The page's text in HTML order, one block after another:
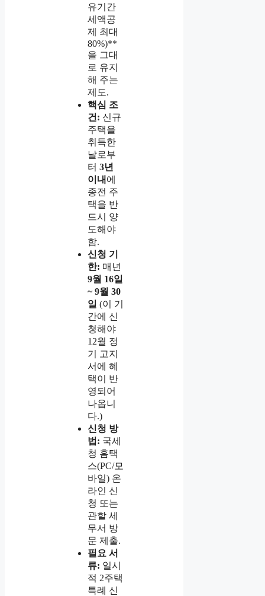
유기간
세액공
제 최대
80%)**
을 그대
로 유지
해 주는
제도.
핵심 조
건: 신규
주택을
취득한
날로부
터 3년
이내 에
종전 주
택을 반
드시 양
도해야
함.
신청 기
한: 매년
9월 16일
~ 9월 30
일 (이 기
간에 신
청해야
12월 정
기 고지
서에 혜
택이 반
영되어
나옵니
다.)
신청 방
법: 국세
청 홈택
스(PC/모
바일) 온
라인 신
청 또는
관할 세
무서 방
문 제출.
필요 서
류: 일시
적 2주택
특례 신